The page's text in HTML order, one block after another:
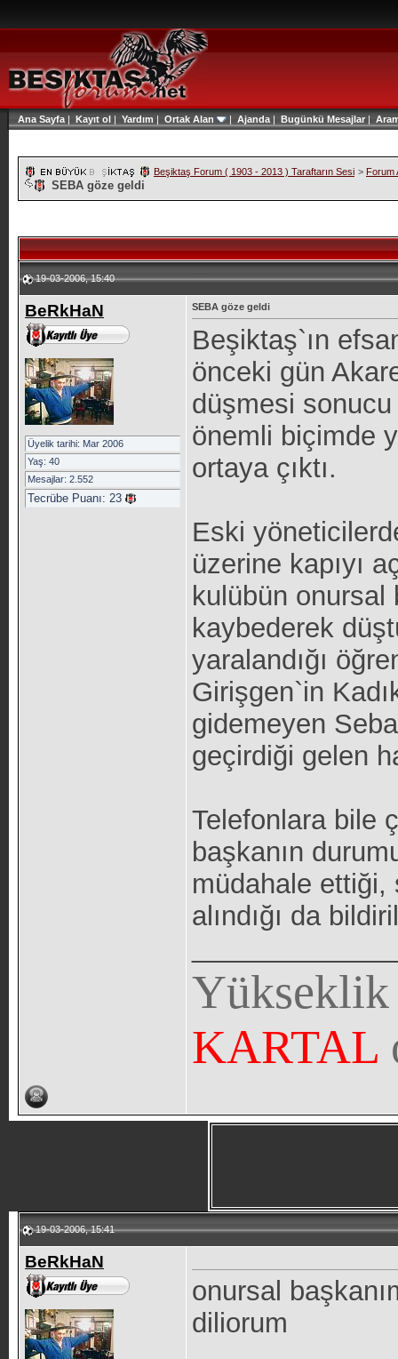
Ana Sayfa | Kayıt ol | Yardım | Ortak Alan | Ajanda | Bugünkü Mesajlar|
Beşiktaş Forum ( 1903 - 2013 ) Taraftarın Sesi > Forum
SEBA göze geldi
19-03-2006, 15:40
BeRkHaN
Üyelik tarihi: Mar 2006
Yaş: 40
Mesajlar: 2.552
Tecrübe Puanı: 23
SEBA göze geldi
Beşiktaş`ın
önceki gün
düşmesi
önemli biçimde
ortaya çıktı.
Eski
üzerine kapıyı
kulübün onursal
kaybederek
yaralandığı
Girişgen`in
gidemeyen
geçirdiği gelen
Telefonlara bile
başkanın
müdahale ettiği,
alındığı da
Yükseklik
KARTAL
19-03-2006, 15:41
BeRkHaN
onursal
diliorum